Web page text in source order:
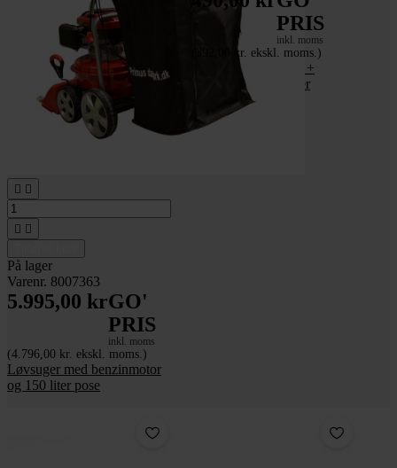
 
 
På lager
Varenr. 8007363
5.995,00 krGO'
PRIS
inkl. moms
(4.796,00 kr. ekskl. moms.)
Løvsuger med benzinmotor
og 150 liter pose
PRIS
inkl. moms
(392,00 kr. ekskl. moms.)
Pose til GSH6500B +
GSH6501B løvsuger